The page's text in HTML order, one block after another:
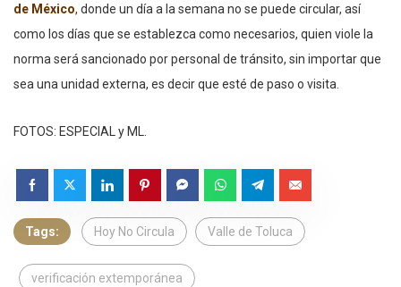
de México, donde un día a la semana no se puede circular, así
como los días que se establezca como necesarios, quien viole la
norma será sancionado por personal de tránsito, sin importar que
sea una unidad externa, es decir que esté de paso o visita.
FOTOS: ESPECIAL y ML.
Tags: Hoy No Circula Valle de Toluca
verificación extemporánea